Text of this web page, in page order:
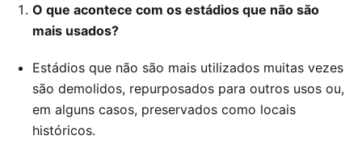
O que acontece com os estádios que não são
mais usados?
Estádios que não são mais utilizados muitas vezes
são demolidos, repurposados para outros usos ou,
em alguns casos, preservados como locais
históricos.